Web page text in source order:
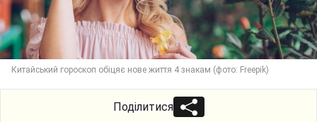
Китайський гороскоп обіцяє нове життя 4 знакам (фото: Freepik)
Поділитися